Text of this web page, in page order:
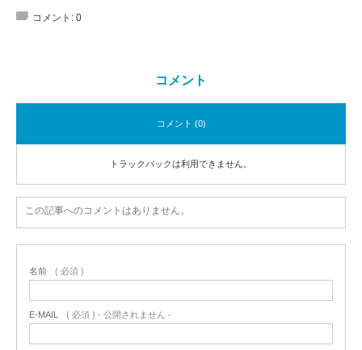
コメント: 0
コメント
コメント (0)
トラックバックは利用できません。
この記事へのコメントはありません。
名前 ( 必須 )
E-MAIL ( 必須 ) - 公開されません -